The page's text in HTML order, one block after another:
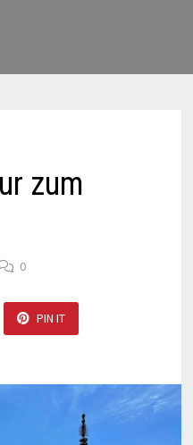
zum
0
PIN IT